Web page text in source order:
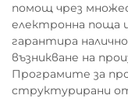
помощ чрез
електронна поща
гарантира
възникване на
Програмите за
структурирани